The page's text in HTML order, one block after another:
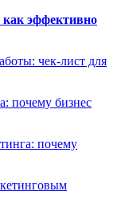
эффективно
чек-лист для
почему бизнес
почему